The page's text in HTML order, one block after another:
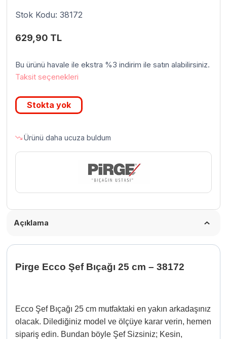
Stok Kodu: 38172
629,90 TL
Bu ürünü havale ile ekstra %3 indirim ile satın alabilirsiniz.
Taksit seçenekleri
Stokta yok
Ürünü daha ucuza buldum
Açıklama
Pirge Ecco Şef Bıçağı 25 cm – 38172
Ecco Şef Bıçağı 25 cm mutfaktaki en yakın arkadaşınız
olacak. Dilediğiniz model ve ölçüye karar verin, hemen
sipariş edin. Bundan böyle Şef Sizsiniz; Kesin,